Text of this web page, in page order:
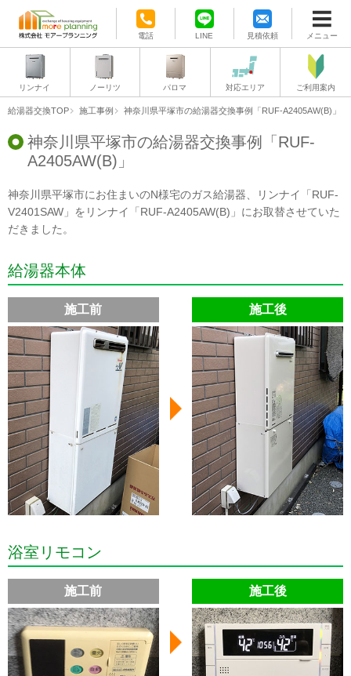
電話 LINE 見積依頼 メニュー
リンナイ ノーリツ パロマ 対応エリア ご利用案内
給湯器交換TOP 施工事例 神奈川県平塚市の給湯器交換事例「RUF-A2405AW(B)」
神奈川県平塚市の給湯器交換事例「RUF-
A2405AW(B)」
神奈川県平塚市にお住まいのN様宅のガス給湯器、リンナイ「RUF-
V2401SAW」をリンナイ「RUF-A2405AW(B)」にお取替させていた
だきました。
給湯器本体
施工前 施工後
浴室リモコン
施工前 施工後